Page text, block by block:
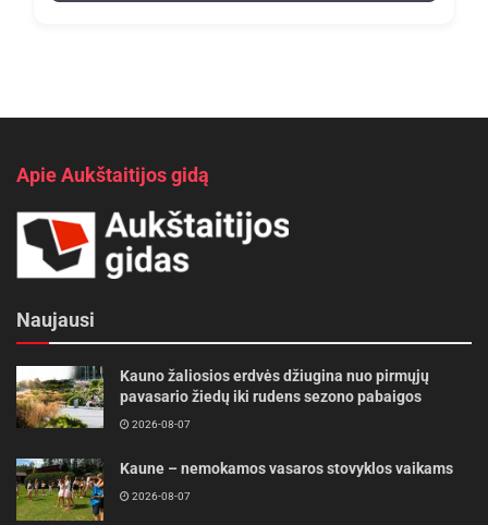
Apie Aukštaitijos gidą
Naujausi
Kauno žaliosios erdvės džiugina nuo pirmųjų
pavasario žiedų iki rudens sezono pabaigos
2026-08-07
Kaune – nemokamos vasaros stovyklos vaikams
2026-08-07